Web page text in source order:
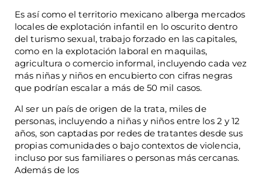
Es así como el territorio mexicano alberga mercados
locales de explotación infantil en lo oscurito dentro
del turismo sexual, trabajo forzado en las capitales,
como en la explotación laboral en maquilas,
agricultura o comercio informal, incluyendo cada vez
más niñas y niños en encubierto con cifras negras
que podrían escalar a más de 50 mil casos.
Al ser un país de origen de la trata, miles de
personas, incluyendo a niñas y niños entre los 2 y 12
años, son captadas por redes de tratantes desde sus
propias comunidades o bajo contextos de violencia,
incluso por sus familiares o personas más cercanas.
Además de los